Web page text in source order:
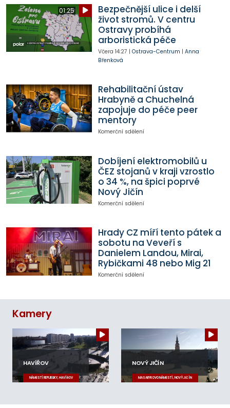
01:25
Bezpečnější ulice i delší
život stromů. V centru
Ostravy probíhá
arboristická péče
Včera 14:27 | Ostrava-Centrum | Anna
Břenková
Rehabilitační ústav
Hrabyně a Chuchelná
zapojuje do péče peer
mentory
Komerční sdělení
Dobíjení elektromobilů u
ČEZ stojanů v kraji vzrostlo
o 34 %, na špici poprvé
Nový Jičín
Komerční sdělení
Hrady CZ míří tento pátek a
sobotu na Veveří s
Danielem Landou, Mirai,
Rybičkami 48 nebo Mig 21
Komerční sdělení
Kamery
HAVÍŘOV
NÁMĚSTÍ REPUBLIKY, HAVÍŘOV
NOVÝ JIČÍN
MASARYKOVO NÁMĚSTÍ, NOVÝ JIČÍN